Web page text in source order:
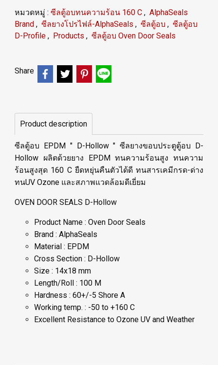
หมวดหมู่ : ซีลตู้อบทนความร้อน 160 C , AlphaSeals
Brand , ซีลยางโปรไฟล์-AlphaSeals , ซีลตู้อบ , ซีลตู้อบ
D-Profile , Products , ซีลตู้อบ Oven Door Seals
Share
Product description
ซีลตู้อบ EPDM " D-Hollow " ซีลยางขอบประตูตู้อบ D-
Hollow ผลิตด้วยยาง EPDM ทนความร้อนสูง ทนความ
ร้อนสูงสุด 160 C ยืดหยุ่นคืนตัวได้ดี ทนสารเคมีกรด-ด่าง
ทนUV Ozone และสภาพแวดล้อมดีเยี่ยม
OVEN DOOR SEALS D-Hollow
Product Name : Oven Door Seals
Brand : AlphaSeals
Material : EPDM
Cross Section : D-Hollow
Size : 14x18 mm
Length/Roll : 100 M
Hardness : 60+/-5 Shore A
Working temp. : -50 to +160 C
Excellent Resistance to Ozone UV and Weather